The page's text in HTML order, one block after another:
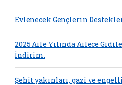
Evlenecek Gençlerin
2025 Aile Yılında Ailece
İndirim.
Şehit yakınları, gazi ve